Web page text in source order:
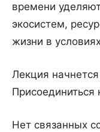
времени
экосистем,
жизни в
Лекция
Нет связанных